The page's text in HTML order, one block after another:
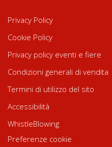
Privacy Policy
Cookie Policy
Privacy policy eventi e fiere
Condizioni generali di vendita
Termini di utilizzo del sito
Accessibilità
WhistleBlowing
Preferenze cookie